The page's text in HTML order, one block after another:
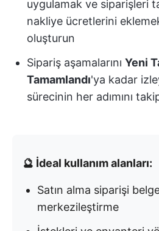
uygulamak ve siparişleri
nakliye ücretlerini
oluşturun
Sipariş aşamalarını Yeni
Tamamlandı'ya kadar
sürecinin her adımını
🔮 İdeal kullanım alanları:
Satın alma siparişi
merkezileştirme